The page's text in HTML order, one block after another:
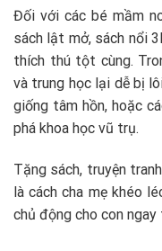
Đối với các bé mầm
sách lật mở, sách nổi
thích thú tột cùng.
và trung học lại dễ bị
giống tâm hồn, hoặc
phá khoa học vũ trụ.
Tặng sách, truyện
là cách cha mẹ khéo
chủ động cho con ngay